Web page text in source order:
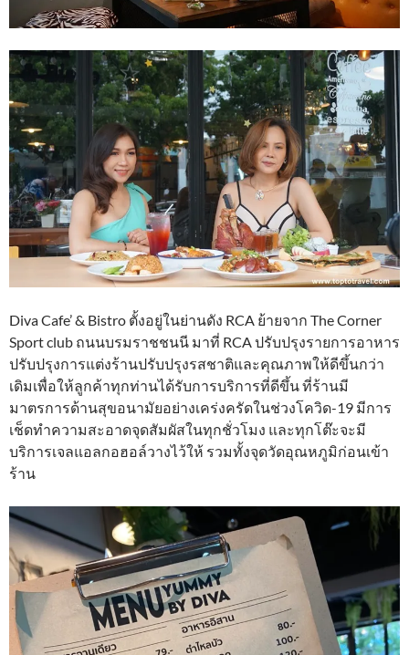
Diva Cafe’ & Bistro ตั้งอยู่ในย่านดัง RCA ย้ายจาก The Corner
Sport club ถนนบรมราชชนนี มาที่ RCA ปรับปรุงรายการอาหาร
ปรับปรุงการแต่งร้านปรับปรุงรสชาติและคุณภาพให้ดีขึ้นกว่า
เดิมเพื่อให้ลูกค้าทุกท่านได้รับการบริการที่ดีขึ้น ที่ร้านมี
มาตรการด้านสุขอนามัยอย่างเคร่งครัดในช่วงโควิด-19 มีการ
เช็ดทำความสะอาดจุดสัมผัสในทุกชั่วโมง และทุกโต๊ะจะมี
บริการเจลแอลกอฮอล์วางไว้ให้ รวมทั้งจุดวัดอุณหภูมิก่อนเข้า
ร้าน